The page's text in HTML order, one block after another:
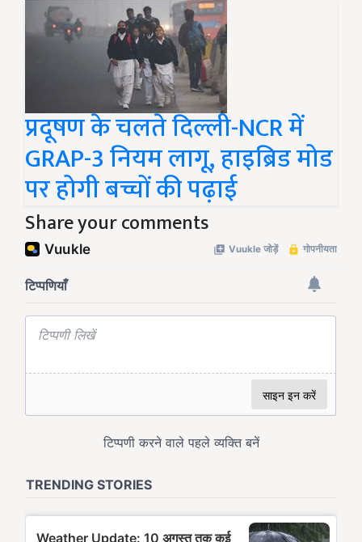
प्रदूषण के चलते दिल्ली-NCR में
GRAP-3 नियम लागू, हाइब्रिड मोड
पर होगी बच्चों की पढ़ाई
Share your comments